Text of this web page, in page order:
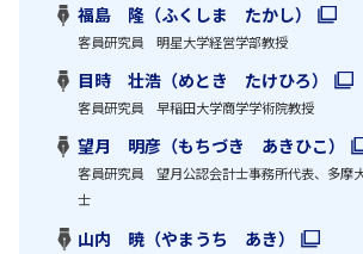
福島 隆（ふくしま たかし）
客員研究員 明星大学経営学部教授
目時 壮浩（めとき たけひろ）
客員研究員 早稲田大学商学学術院教授
望月 明彦（もちづき あきひこ）
客員研究員 望月公認会計士事務所代表、多摩
士
山内 暁（やまうち あき）